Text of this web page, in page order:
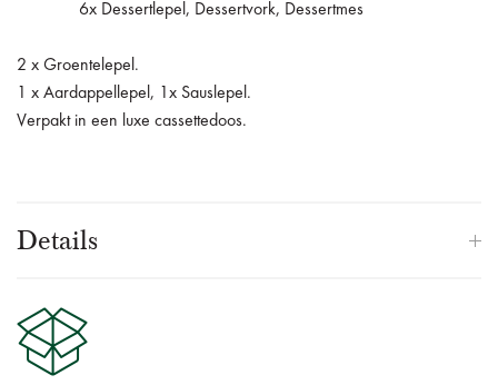
6x Dessertlepel, Dessertvork, Dessertmes
2 x Groentelepel.
1 x Aardappellepel, 1x Sauslepel.
Verpakt in een luxe cassettedoos.
Details